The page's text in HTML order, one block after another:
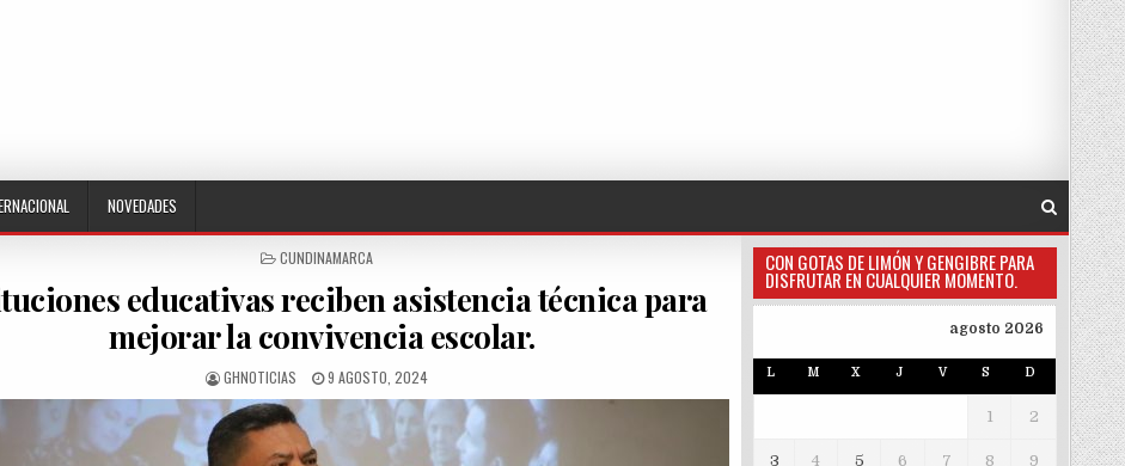
NOVEDADES
POSTED
CUNDINAMARCA
educativas reciben asistencia técnica para
mejorar la convivencia escolar.
AUTHOR:
GHNOTICIAS
PUBLISHED
DATE:
9 AGOSTO, 2024
CON GOTAS DE LIMÓN Y GENGIBRE PARA
DISFRUTAR EN CUALQUIER MOMENTO.
agosto 2026
L M X J V S D
1 2
3 4 5 6 7 8 9